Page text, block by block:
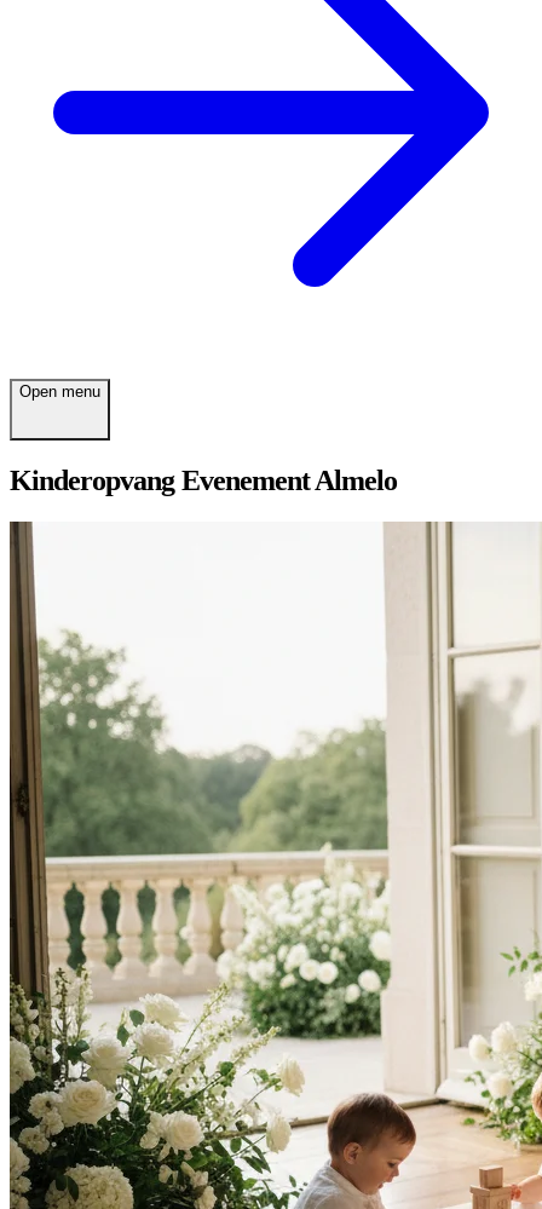
Open menu
Kinderopvang Evenement Almelo